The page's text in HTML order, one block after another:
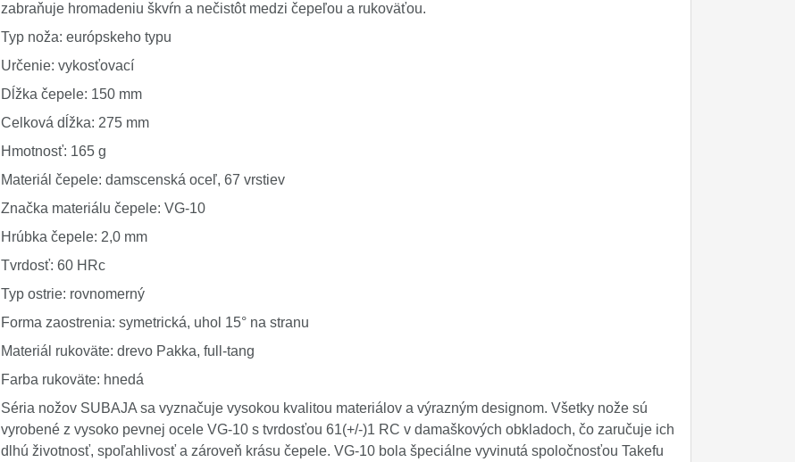
zabraňuje hromadeniu škvŕn a nečistôt medzi čepeľou a rukoväťou.
Typ noža: európskeho typu
Určenie: vykosťovací
Dĺžka čepele: 150 mm
Celková dĺžka: 275 mm
Hmotnosť: 165 g
Materiál čepele: damscenská oceľ, 67 vrstiev
Značka materiálu čepele: VG-10
Hrúbka čepele: 2,0 mm
Tvrdosť: 60 HRc
Typ ostrie: rovnomerný
Forma zaostrenia: symetrická, uhol 15° na stranu
Materiál rukoväte: drevo Pakka, full-tang
Farba rukoväte: hnedá
Séria nožov SUBAJA sa vyznačuje vysokou kvalitou materiálov a výrazným designom. Všetky nože sú
vyrobené z vysoko pevnej ocele VG-10 s tvrdosťou 61(+/-)1 RC v damaškových obkladoch, čo zaručuje ich
dlhú životnosť, spoľahlivosť a zároveň krásu čepele. VG-10 bola špeciálne vyvinutá spoločnosťou Takefu